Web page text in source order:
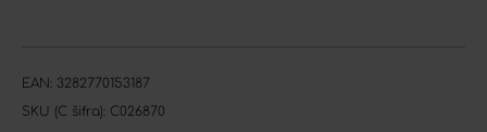
EAN: 3282770153187
SKU (C šifra): C026870